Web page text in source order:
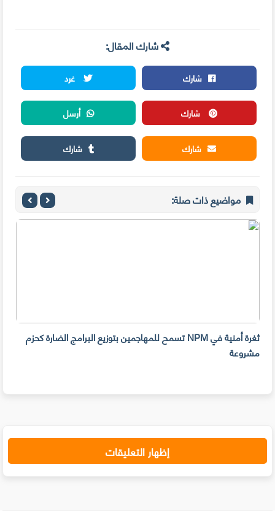
شارك المقال:
شارك
غرد
شارك
أرسل
شارك
شارك
مواضيع ذات صلة:
ثغرة أمنية في NPM تسمح للمهاجمين بتوزيع البرامج الضارة كحزم
مشروعة
إظهار التعليقات